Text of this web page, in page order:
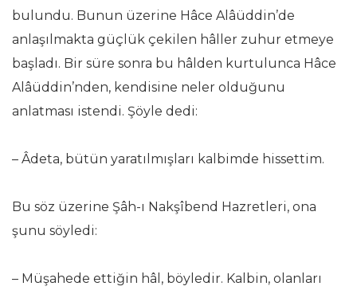
bulundu. Bunun üzerine Hâce Alâüddin’de
anlaşılmakta güçlük çekilen hâller zuhur etmeye
başladı. Bir süre sonra bu hâlden kurtulunca Hâce
Alâüddin’nden, kendisine neler olduğunu
anlatması istendi. Şöyle dedi:
– Âdeta, bütün yaratılmışları kalbimde hissettim.
Bu söz üzerine Şâh-ı Nakşîbend Hazretleri, ona
şunu söyledi:
– Müşahede ettiğin hâl, böyledir. Kalbin, olanları